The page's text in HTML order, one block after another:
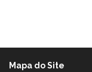
Mapa do Site